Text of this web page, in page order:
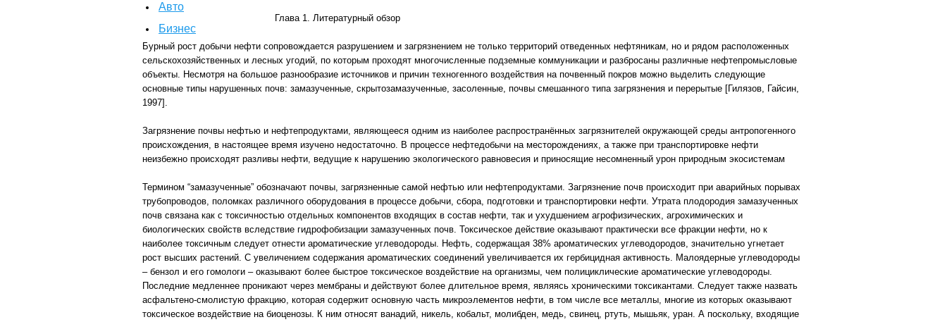
Авто
Бизнес
Глава 1. Литературный обзор
Бурный рост добычи нефти сопровождается разрушением и загрязнением не только территорий отведенных нефтяникам, но и рядом расположенных
сельскохозяйственных и лесных угодий, по которым проходят многочисленные подземные коммуникации и разбросаны различные нефтепромысловые
объекты. Несмотря на большое разнообразие источников и причин техногенного воздействия на почвенный покров можно выделить следующие
основные типы нарушенных почв: замазученные, скрытозамазученные, засоленные, почвы смешанного типа загрязнения и перерытые [Гилязов, Гайсин,
1997].
Загрязнение почвы нефтью и нефтепродуктами, являющееся одним из наиболее распространённых загрязнителей окружающей среды антропогенного
происхождения, в настоящее время изучено недостаточно. В процессе нефтедобычи на месторождениях, а также при транспортировке нефти
неизбежно происходят разливы нефти, ведущие к нарушению экологического равновесия и приносящие несомненный урон природным экосистемам
Термином “замазученные” обозначают почвы, загрязненные самой нефтью или нефтепродуктами. Загрязнение почв происходит при аварийных порывах
трубопроводов, поломках различного оборудования в процессе добычи, сбора, подготовки и транспортировки нефти. Утрата плодородия замазученных
почв связана как с токсичностью отдельных компонентов входящих в состав нефти, так и ухудшением агрофизических, агрохимических и
биологических свойств вследствие гидрофобизации замазученных почв. Токсическое действие оказывают практически все фракции нефти, но к
наиболее токсичным следует отнести ароматические углеводороды. Нефть, содержащая 38% ароматических углеводородов, значительно угнетает
рост высших растений. С увеличением содержания ароматических соединений увеличивается их гербицидная активность. Малоядерные углеводороды
– бензол и его гомологи – оказывают более быстрое токсическое воздействие на организмы, чем полициклические ароматические углеводороды.
Последние медленнее проникают через мембраны и действуют более длительное время, являясь хроническими токсикантами. Следует также назвать
асфальтено-смолистую фракцию, которая содержит основную часть микроэлементов нефти, в том числе все металлы, многие из которых оказывают
токсическое воздействие на биоценозы. К ним относят ванадий, никель, кобальт, молибден, медь, свинец, ртуть, мышьяк, уран. А поскольку, входящие